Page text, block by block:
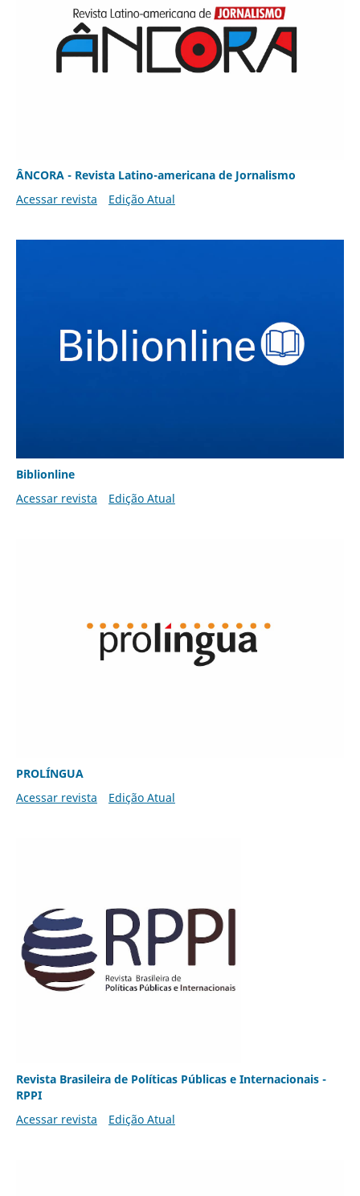
ÂNCORA - Revista Latino-americana de Jornalismo
Acessar revista
Edição Atual
Biblionline
Acessar revista
Edição Atual
PROLÍNGUA
Acessar revista
Edição Atual
Revista Brasileira de Políticas Públicas e Internacionais -
RPPI
Acessar revista
Edição Atual